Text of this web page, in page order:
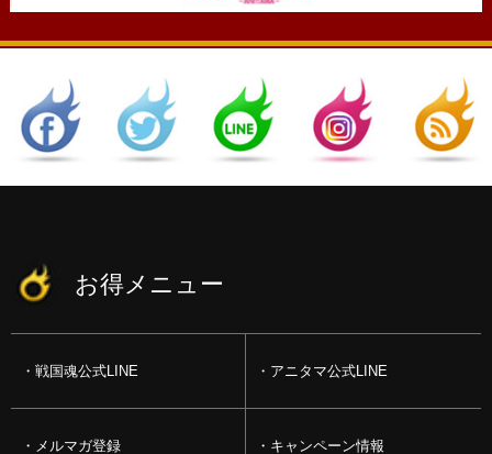
お得メニュー
戦国魂公式LINE アニタマ公式LINE
メルマガ登録 キャンペーン情報